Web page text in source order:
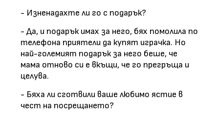
- Изненадахте ли го с подарък?
- Да, и подарък имах за него, бях помолила по
телефона приятели да купят играчка. Но
най-големият подарък за него беше, че
мама отново си е вкъщи, че го прегръща и
целува.
- Бяха ли сготвили ваше любимо ястие в
чест на посрещането?